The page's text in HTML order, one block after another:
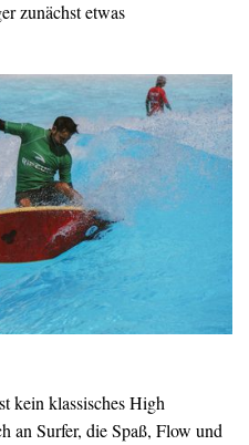
zunächst etwas
kein klassisches High
an Surfer, die Spaß, Flow und